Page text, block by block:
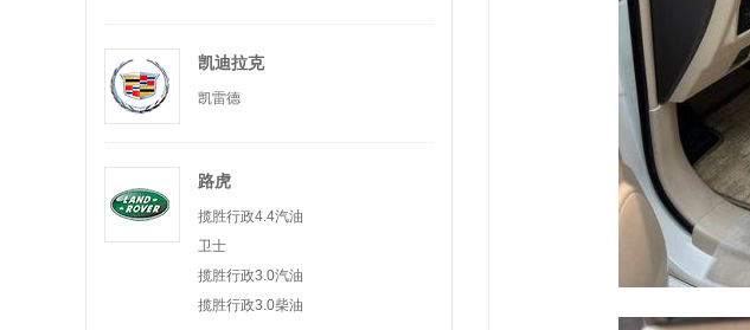
凯迪拉克
凯雷德
路虎
揽胜行政4.4汽油
卫士
揽胜行政3.0汽油
揽胜行政3.0柴油